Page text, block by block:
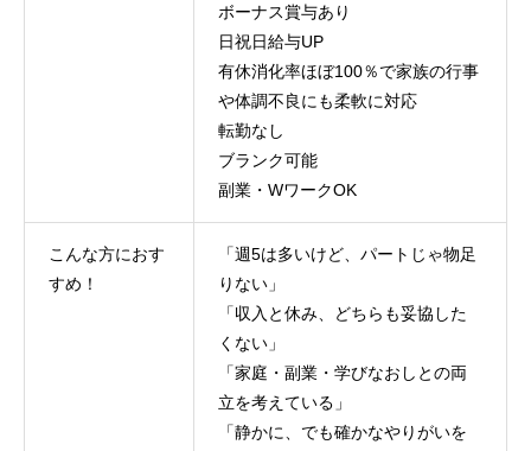
ボーナス賞与あり
日祝日給与UP
有休消化率ほぼ100％で家族の行事
や体調不良にも柔軟に対応
転勤なし
ブランク可能
副業・WワークOK
こんな方におす
すめ！
「週5は多いけど、パートじゃ物足
りない」
「収入と休み、どちらも妥協した
くない」
「家庭・副業・学びなおしとの両
立を考えている」
「静かに、でも確かなやりがいを